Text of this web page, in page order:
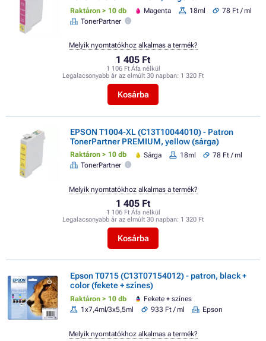
Raktáron > 10 db Magenta 18ml
78 Ft / ml
TonerPartner
1 405 Ft
1 106 Ft Áfa nélkül
Legalacsonyabb ár az elmúlt 30 napban: 1 320 Ft
Kosárba
Melyik nyomtatókhoz alkalmas a termék?
EPSON T1004-XL (C13T10044010) - Patron
TonerPartner PREMIUM, yellow (sárga)
Raktáron > 10 db Sárga 18ml
78 Ft / ml
TonerPartner
1 405 Ft
1 106 Ft Áfa nélkül
Legalacsonyabb ár az elmúlt 30 napban: 1 320 Ft
Kosárba
Melyik nyomtatókhoz alkalmas a termék?
Epson T0715 (C13T07154012) - patron, black +
color (fekete + színes)
Raktáron > 10 db
Fekete + színes
1x7,4ml/3x5,5ml
933 Ft / ml Epson
Melyik nyomtatókhoz alkalmas a termék?